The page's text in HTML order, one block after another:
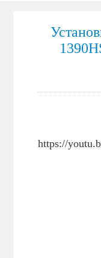
https://